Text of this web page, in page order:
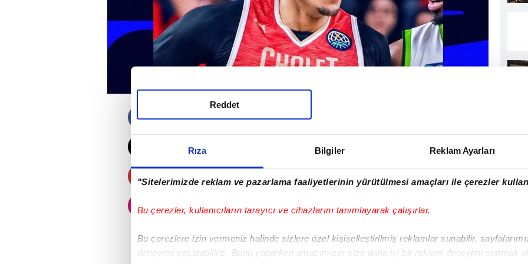
Rıza Bilgiler Reklam Ayarları
"Sitelerimizde reklam ve pazarlama faaliyetlerinin yürütülmesi amaçları ile çerezler
Bu çerezler, kullanıcıların tarayıcı ve cihazlarını tanımlayarak çalışırlar.
Bu çerezlere izin vermeniz halinde sizlere özel kişiselleştirilmiş reklamlar sunabilir,
deneyimi yaşatabiliriz. Bunu yaparken amacımızın size daha iyi bir reklam deneyimi sunmak
Reddet
Amerikalı pivot Jamuni McNeace'i kadrosuna kattı.
Daha önce ülkemizde 2022-2023 sezonunda Semt77 Yalova
Belediyespor forması giyen ve son olarak Fransa'da Cholet
Fransa Elite ProA Ligi'nde 31 maçta 10.6 sayı, 5 ribaund, 0.9
blok; Basketball Champions League'de ise 8 maçta 11.1 sayı,
4.4 ribaund maç başı ortalamalarıyla sezonu tamamladı.